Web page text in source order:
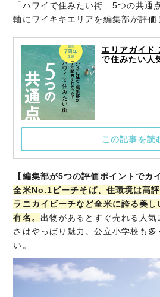
「ハワイで住みたい街 5つの共通
軸にワイキキエリアを編集部が評価
エリアガイド
で住みたい
この記事を読
【編集部が5つの評価ポイントでカ
全米No.1ビーチそば、住環境は高
ラニカイビーチなど全米に誇る美し
有名。 出物があるとすぐ売れる人気
さはやっぱり魅力。公立小学校も多
い。